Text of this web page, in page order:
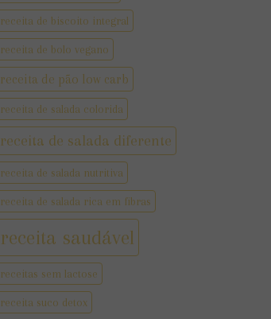
receita de biscoito integral
receita de bolo vegano
receita de pão low carb
receita de salada colorida
receita de salada diferente
receita de salada nutritiva
receita de salada rica em fibras
receita saudável
receitas sem lactose
receita suco detox